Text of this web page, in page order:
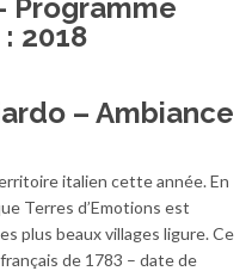
– Ambiance
italien cette année. En
Terres d’Emotions est
plus beaux villages ligure. Ce
de 1783 – date de